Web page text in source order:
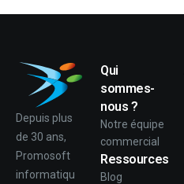
Depuis plus
de 30 ans,
Promosoft
informatiqu
Qui
sommes-
nous ?
Notre équipe
commercial
Ressources
Blog